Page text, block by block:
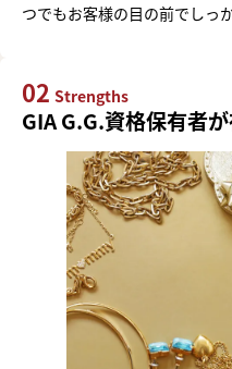
つでもお客様の目の前でしっ
02 Strengths
GIA G.G.資格保有者